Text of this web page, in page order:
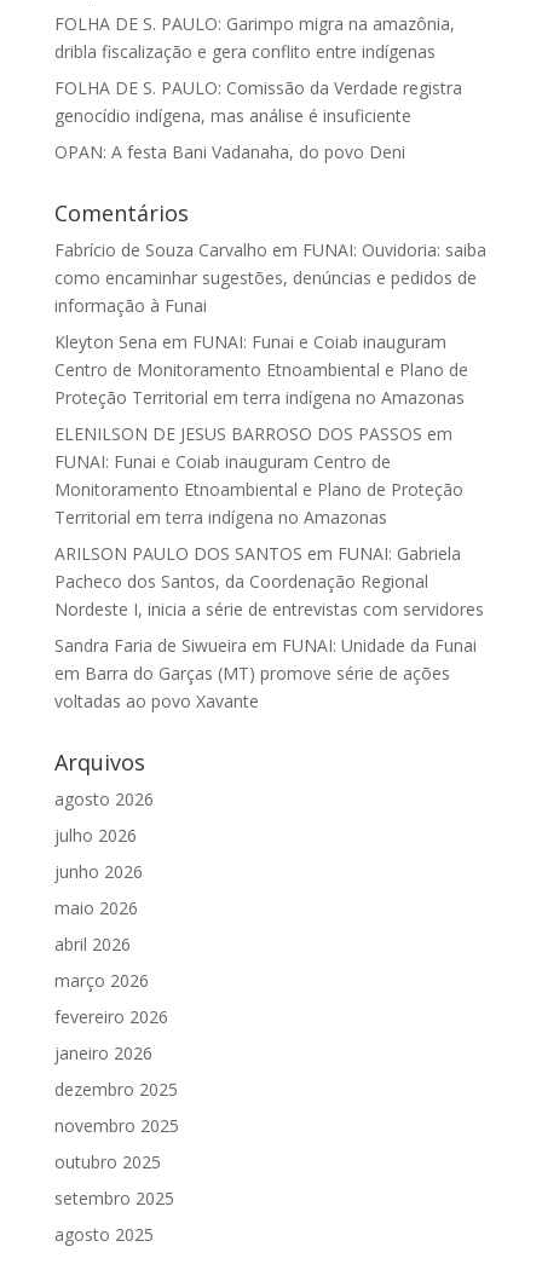
FOLHA DE S. PAULO: Garimpo migra na amazônia,
dribla fiscalização e gera conflito entre indígenas
FOLHA DE S. PAULO: Comissão da Verdade registra
genocídio indígena, mas análise é insuficiente
OPAN: A festa Bani Vadanaha, do povo Deni
Comentários
Fabrício de Souza Carvalho em FUNAI: Ouvidoria: saiba
como encaminhar sugestões, denúncias e pedidos de
informação à Funai
Kleyton Sena em FUNAI: Funai e Coiab inauguram
Centro de Monitoramento Etnoambiental e Plano de
Proteção Territorial em terra indígena no Amazonas
ELENILSON DE JESUS BARROSO DOS PASSOS em
FUNAI: Funai e Coiab inauguram Centro de
Monitoramento Etnoambiental e Plano de Proteção
Territorial em terra indígena no Amazonas
ARILSON PAULO DOS SANTOS em FUNAI: Gabriela
Pacheco dos Santos, da Coordenação Regional
Nordeste I, inicia a série de entrevistas com servidores
Sandra Faria de Siwueira em FUNAI: Unidade da Funai
em Barra do Garças (MT) promove série de ações
voltadas ao povo Xavante
Arquivos
agosto 2026
julho 2026
junho 2026
maio 2026
abril 2026
março 2026
fevereiro 2026
janeiro 2026
dezembro 2025
novembro 2025
outubro 2025
setembro 2025
agosto 2025